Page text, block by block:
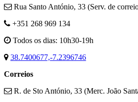
Rua Santo António, 33 (Serv. de
+351 268 969 134
Todos os dias: 10h30-19h
38.7400677,-7.2396746
Correios
R. de Sto António, 33 (Merc. João